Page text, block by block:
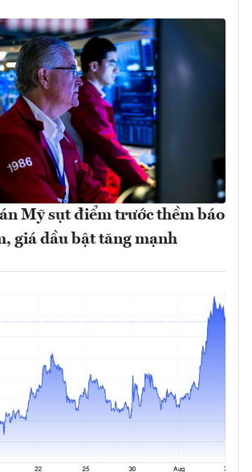
Mỹ sụt điểm trước thềm báo
giá dầu bật tăng mạnh